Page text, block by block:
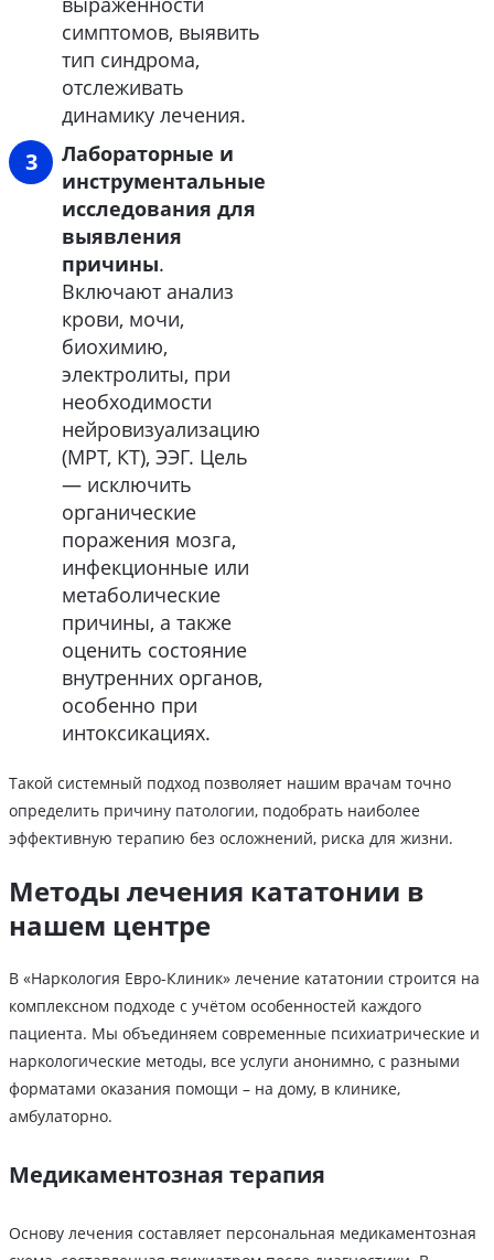
симптомов, выявить
тип синдрома,
отслеживать
динамику лечения.
Лабораторные и
инструментальные
исследования для
выявления
причины.
Включают анализ
крови, мочи,
биохимию,
электролиты, при
необходимости
нейровизуализацию
(МРТ, КТ), ЭЭГ. Цель
— исключить
органические
поражения мозга,
инфекционные или
метаболические
причины, а также
оценить состояние
внутренних органов,
особенно при
интоксикациях.
Такой системный подход позволяет нашим врачам точно
определить причину патологии, подобрать наиболее
эффективную терапию без осложнений, риска для жизни.
Методы лечения кататонии в
нашем центре
В «Наркология Евро-Клиник» лечение кататонии строится на
комплексном подходе с учётом особенностей каждого
пациента. Мы объединяем современные психиатрические и
наркологические методы, все услуги анонимно, с разными
форматами оказания помощи – на дому, в клинике,
амбулаторно.
Медикаментозная терапия
Основу лечения составляет персональная медикаментозная